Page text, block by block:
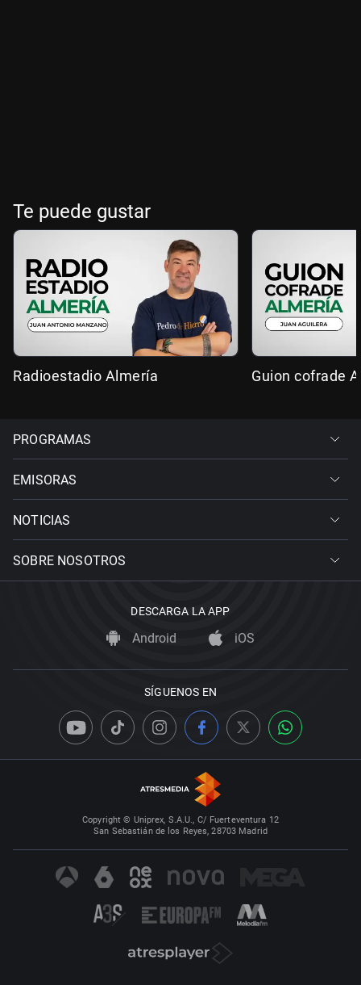
Te puede gustar
Radioestadio Almería Guion cofrade
PROGRAMAS
EMISORAS
NOTICIAS
SOBRE NOSOTROS
DESCARGA LA APP
Android iOS
SÍGUENOS EN
Copyright © Uniprex, S.A.U., C/ Fuerteventura 12
San Sebastián de los Reyes, 28703 Madrid